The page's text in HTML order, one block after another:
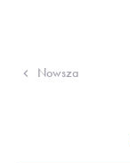
Nowsza